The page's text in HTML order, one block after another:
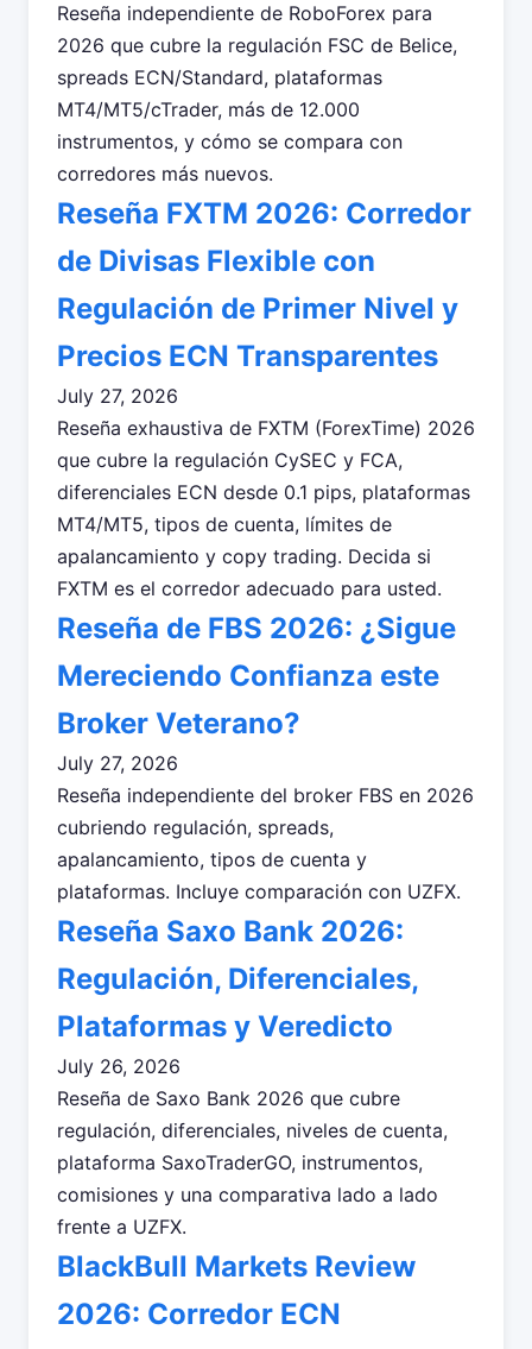
Reseña independiente de RoboForex para
2026 que cubre la regulación FSC de Belice,
spreads ECN/Standard, plataformas
MT4/MT5/cTrader, más de 12.000
instrumentos, y cómo se compara con
corredores más nuevos.
Reseña FXTM 2026: Corredor
de Divisas Flexible con
Regulación de Primer Nivel y
Precios ECN Transparentes
July 27, 2026
Reseña exhaustiva de FXTM (ForexTime) 2026
que cubre la regulación CySEC y FCA,
diferenciales ECN desde 0.1 pips, plataformas
MT4/MT5, tipos de cuenta, límites de
apalancamiento y copy trading. Decida si
FXTM es el corredor adecuado para usted.
Reseña de FBS 2026: ¿Sigue
Mereciendo Confianza este
Broker Veterano?
July 27, 2026
Reseña independiente del broker FBS en 2026
cubriendo regulación, spreads,
apalancamiento, tipos de cuenta y
plataformas. Incluye comparación con UZFX.
Reseña Saxo Bank 2026:
Regulación, Diferenciales,
Plataformas y Veredicto
July 26, 2026
Reseña de Saxo Bank 2026 que cubre
regulación, diferenciales, niveles de cuenta,
plataforma SaxoTraderGO, instrumentos,
comisiones y una comparativa lado a lado
frente a UZFX.
BlackBull Markets Review
2026: Corredor ECN